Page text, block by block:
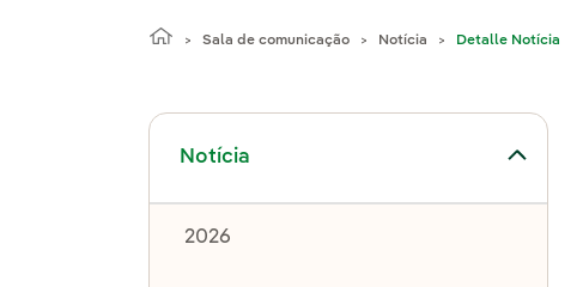
Sala de comunicação Notícia Detalle Notícia
Notícia
Alternar submenu de Notícia
2026